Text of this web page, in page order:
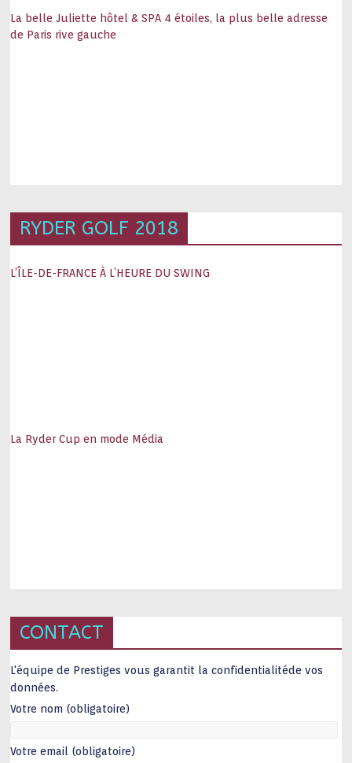
La belle Juliette hôtel & SPA 4 étoiles, la plus belle adresse
de Paris rive gauche
RYDER GOLF 2018
L’ÎLE-DE-FRANCE À L’HEURE DU SWING
La Ryder Cup en mode Média
CONTACT
L'équipe de Prestiges vous garantit la confidentialitéde vos
données.
Votre nom (obligatoire)
Votre email (obligatoire)